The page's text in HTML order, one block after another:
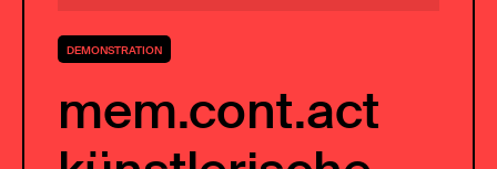
DEMONSTRATION
mem.cont.act